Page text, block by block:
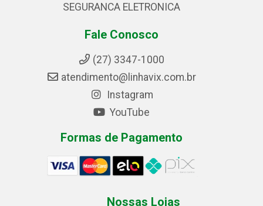
SEGURANCA ELETRONICA
Fale Conosco
(27) 3347-1000
atendimento@linhavix.com.br
Instagram
YouTube
Formas de Pagamento
Nossas Lojas